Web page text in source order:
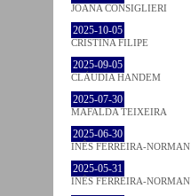
JOANA CONSIGLIERI
2025-10-05
CRISTINA FILIPE
2025-09-05
CLÁUDIA HANDEM
2025-07-30
MAFALDA TEIXEIRA
2025-06-30
INÊS FERREIRA-NORMAN
2025-05-31
INÊS FERREIRA-NORMAN